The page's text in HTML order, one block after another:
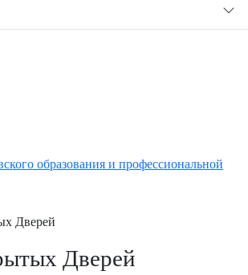
образования и профессиональной
Дверей
Дверей